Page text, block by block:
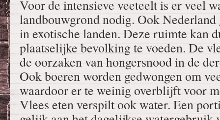
Voor de intensieve veeteelt is er veel
landbouwgrond nodig. Ook
in exotische landen. Deze ruimte kan
plaatselijke bevolking te voeden. De
de oorzaken van hongersnood in de
Ook boeren worden gedwongen om
waardoor er te weinig overblijft voor
Vlees eten verspilt ook water. Een